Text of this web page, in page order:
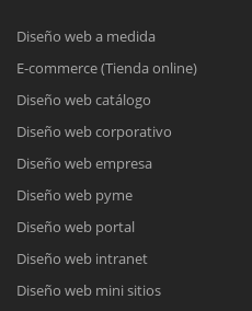
Diseño web a medida
E-commerce (Tienda online)
Diseño web catálogo
Diseño web corporativo
Diseño web empresa
Diseño web pyme
Diseño web portal
Diseño web intranet
Diseño web mini sitios